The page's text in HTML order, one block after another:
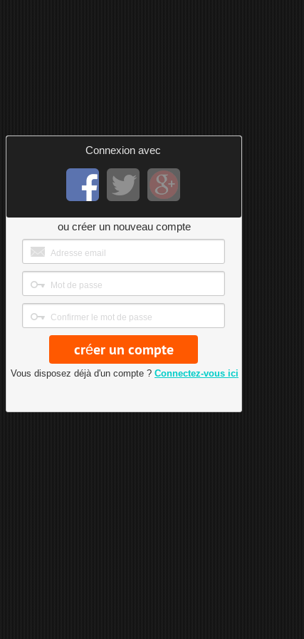
Connexion avec
ou créer un nouveau compte
Vous disposez déjà d'un compte ? Connectez-vous ici